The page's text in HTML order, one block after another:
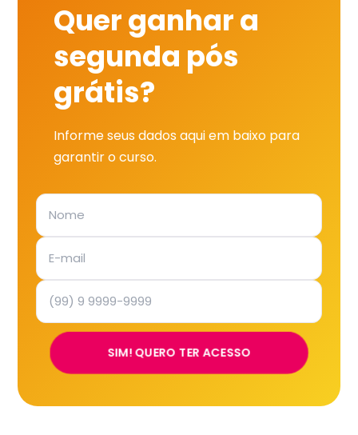
Quer ganhar a
segunda pós
grátis?
Informe seus dados aqui em baixo para
garantir o curso.
SIM! QUERO TER ACESSO